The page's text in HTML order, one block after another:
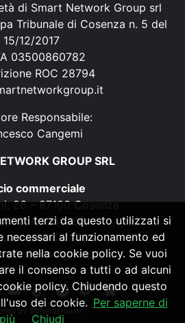
di Smart Network Group srl
Tribunale di Cosenza n. 5 del
15/12/2017
03500860782
ROC 28794
Responsabile:
Cangemi
GROUP SRL
commerciale
26 – 87100 Cosenza
03500860782
ROC 28794
by SpheraHouse
terzi da questo utilizzati si
al funzionamento ed
nella cookie policy. Se vuoi
il consenso a tutti o ad alcuni
policy. Chiudendo questo
dei cookie. Per saperne di
più
Chiudi